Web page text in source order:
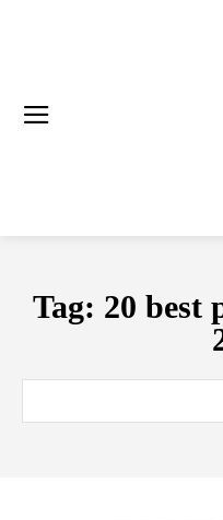
Tag: 20 best